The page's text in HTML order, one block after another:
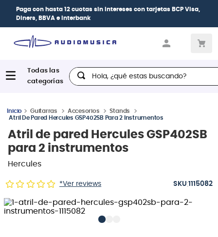
| Paga en cuotas desde 0% de interéscon todas las tarjetas de
crédito
Hola, ¿qué estas buscando?
Guitarras Accesorios
Stands
Atril De Pared Hercules GSP402SB Para 2 Instrumentos
Atril de pared Hercules GSP402SB
para 2 instrumentos
Hercules
*Ver reviews :1115082